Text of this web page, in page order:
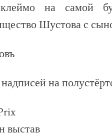
на самой
Шустова с
на
выстав